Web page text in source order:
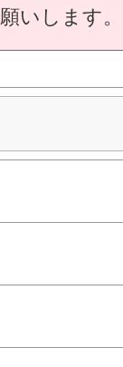
いします。